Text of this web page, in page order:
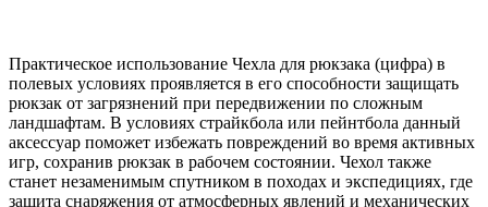
Практическое использование Чехла для рюкзака (цифра) в
полевых условиях проявляется в его способности защищать
рюкзак от загрязнений при передвижении по сложным
ландшафтам. В условиях страйкбола или пейнтбола данный
аксессуар поможет избежать повреждений во время активных
игр, сохранив рюкзак в рабочем состоянии. Чехол также
станет незаменимым спутником в походах и экспедициях, где
защита снаряжения от атмосферных явлений и механических